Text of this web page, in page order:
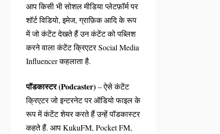
आप किसी भी सोशल मीडिया प्लेटफ़ॉर्म पर
शॉर्ट विडियो, इमेज, ग्राफ़िक आदि के रूप
में जो कंटेंट देखते हैं उन कंटेंट को पब्लिश
करने वाला कंटेंट क्रिएटर Social Media
Influencer कहलाता है.
पॉडकास्टर (Podcaster)– ऐसे कंटेंट
क्रिएटर जो इन्टरनेट पर ऑडियो फाइल के
रूप में कंटेंट शेयर करते हैं उन्हें पॉडकास्टर
कहते हैं. आप KukuFM, Pocket FM,